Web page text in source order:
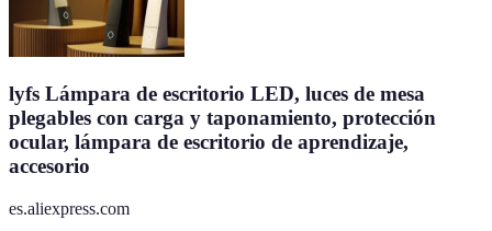
lyfs Lámpara de escritorio LED, luces de mesa
plegables con carga y taponamiento, protección
ocular, lámpara de escritorio de aprendizaje,
accesorio
es.aliexpress.com